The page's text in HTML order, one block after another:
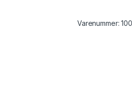
Varenummer: